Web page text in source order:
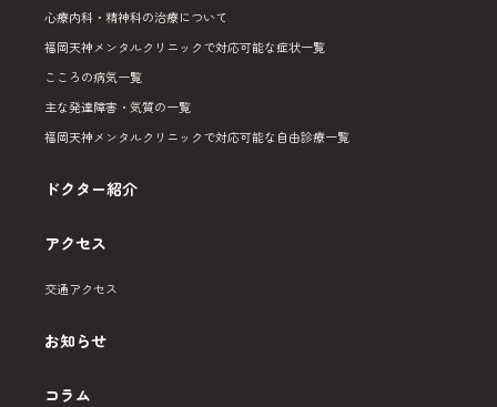
心療内科・精神科の治療について
福岡天神メンタルクリニックで対応可能な症状一覧
こころの病気一覧
主な発達障害・気質の一覧
福岡天神メンタルクリニックで対応可能な自由診療一覧
ドクター紹介
アクセス
交通アクセス
お知らせ
コラム